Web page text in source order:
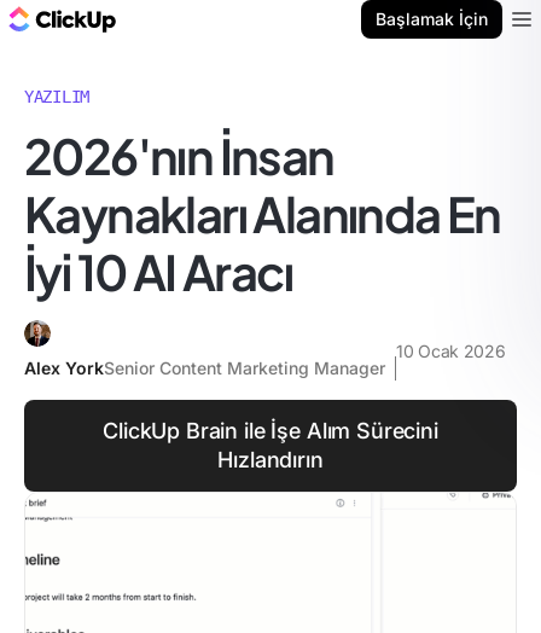
Başlamak İçin
YAZILIM
2026'nın İnsan
Kaynakları Alanında En
İyi 10 AI Aracı
Alex YorkSenior Content Marketing Manager
10 Ocak 2026
ClickUp Brain ile İşe Alım Sürecini
Hızlandırın